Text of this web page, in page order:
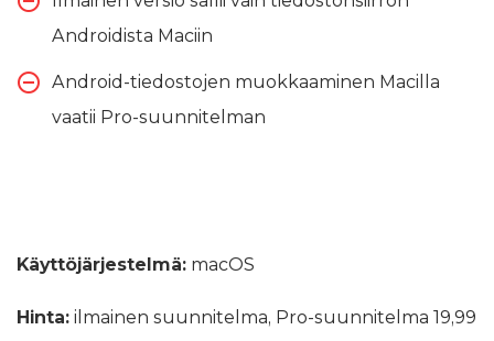
Androidista Maciin
Android-tiedostojen muokkaaminen Macilla
vaatii Pro-suunnitelman
Käyttöjärjestelmä: macOS
Hinta: ilmainen suunnitelma, Pro-suunnitelma 19,99